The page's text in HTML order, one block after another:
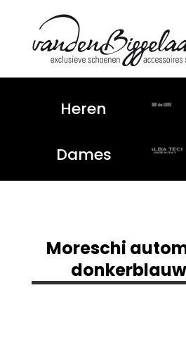
Heren
Dames
Moreschi